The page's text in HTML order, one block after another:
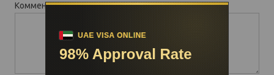
Комментарий*